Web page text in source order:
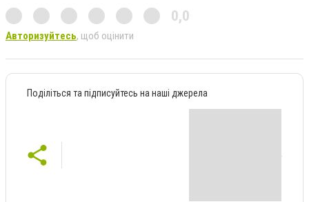
0,0
Авторизуйтесь, щоб оцінити
Поділіться та підписуйтесь на наші джерела